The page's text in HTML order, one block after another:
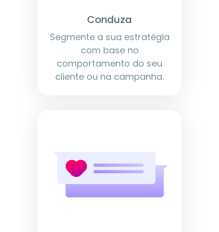
Conduza
Segmente a sua estratégia
com base no
comportamento do seu
cliente ou na campanha.